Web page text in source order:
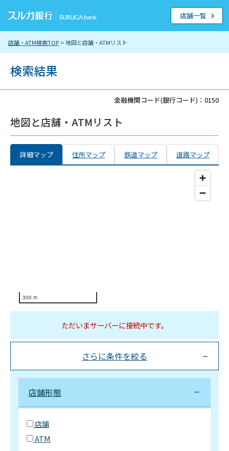
店舗・ATM検索TOP > 地図と店舗・ATMリスト
店舗一覧
検索結果
金融機関コード(銀行コード)：0150
地図と店舗・ATMリスト
詳細マップ 住所マップ 鉄道マップ 道路マップ
300 m
ただいまサーバーに接続中です。
さらに条件を絞る
店舗形態
店舗
ATM